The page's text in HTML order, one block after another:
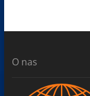
O nas